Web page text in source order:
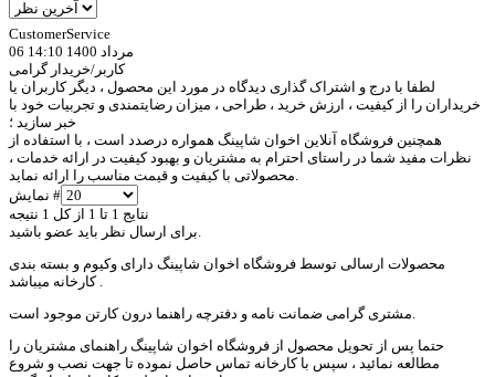
CustomerService
06 مرداد 1400 14:10
کاربر/خریدار گرامی
لطفا با درج و اشتراک گذاری دیدگاه در مورد این محصول ، دیگر کاربران یا
خریداران را از کیفیت ، ارزش خرید ، طراحی ، میزان رضایتمندی و تجربیات خود با
خبر سازید ؛
همچنین فروشگاه آنلاین اخوان شاپینگ همواره درصدد است ، با استفاده از
نظرات مفید شما در راستای احترام به مشتریان و بهبود کیفیت در ارائه خدمات ،
نمایش #
نتایج 1 تا 1 از کل 1 نتیجه
محصولات ارسالی توسط فروشگاه اخوان شاپینگ دارای وکیوم و بسته بندی
کارخانه میباشد .
حتما پس از تحویل محصول از فروشگاه اخوان شاپینگ راهنمای مشتریان را
مطالعه نمائید ، سپس با کارخانه تماس حاصل نموده تا جهت نصب و شروع